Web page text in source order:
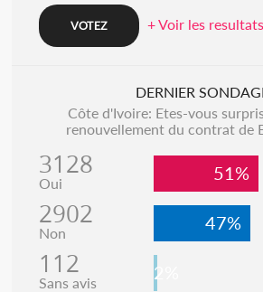
+ Voir les resultats
DERNIER
Côte d'Ivoire: Etes-vous
renouvellement du contrat de
3128
Oui 51%
2902
Non 47%
112
Sans avis 2%